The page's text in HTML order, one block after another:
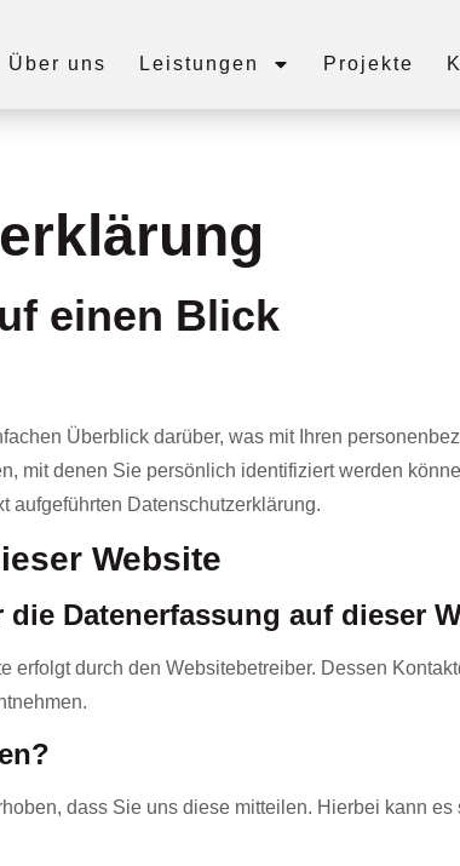
Über uns Leistungen Projekte
einen Blick
Überblick darüber, was mit Ihren
mit denen Sie persönlich identifiziert werden
aufgeführten Datenschutzerklärung.
Website
Datenerfassung auf dieser
erfolgt durch den Websitebetreiber. Dessen
dass Sie uns diese mitteilen. Hierbei kann